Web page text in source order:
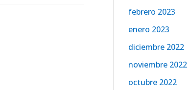
febrero 2023
enero 2023
diciembre 2022
noviembre 2022
octubre 2022